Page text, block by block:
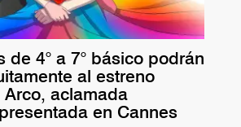
de 4° a 7° básico podrán
al estreno
aclamada
en Cannes